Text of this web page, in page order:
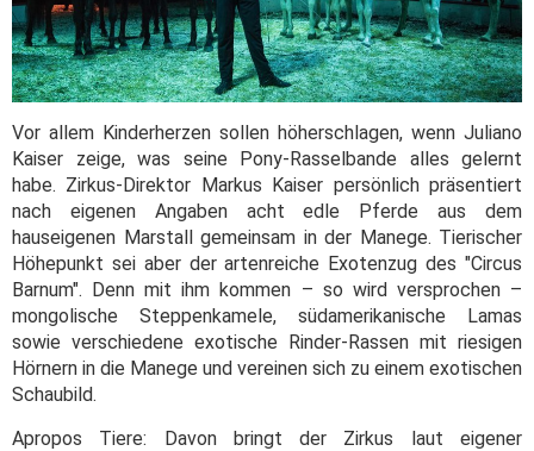
Vor allem Kinderherzen sollen höherschlagen, wenn Juliano
Kaiser zeige, was seine Pony-Rasselbande alles gelernt
habe. Zirkus-Direktor Markus Kaiser persönlich präsentiert
nach eigenen Angaben acht edle Pferde aus dem
hauseigenen Marstall gemeinsam in der Manege. Tierischer
Höhepunkt sei aber der artenreiche Exotenzug des "Circus
Barnum". Denn mit ihm kommen – so wird versprochen –
mongolische Steppenkamele, südamerikanische Lamas
sowie verschiedene exotische Rinder-Rassen mit riesigen
Hörnern in die Manege und vereinen sich zu einem exotischen
Schaubild.
Apropos Tiere: Davon bringt der Zirkus laut eigener